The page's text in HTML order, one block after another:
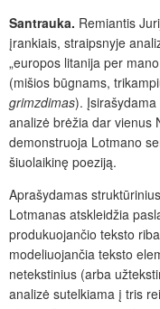
Santrauka. Remiantis
įrankiais, straipsnyje
„europos litanija per
(mišios būgnams,
grimzdimas).
analizė brėžia dar vienus
demonstruoja Lotmano
šiuolaikinę poeziją.
Aprašydamas
Lotmanas atskleidžia
produkuojančio teksto
modeliuojančia teksto
netekstinius (arba
analizė sutelkiama į tris